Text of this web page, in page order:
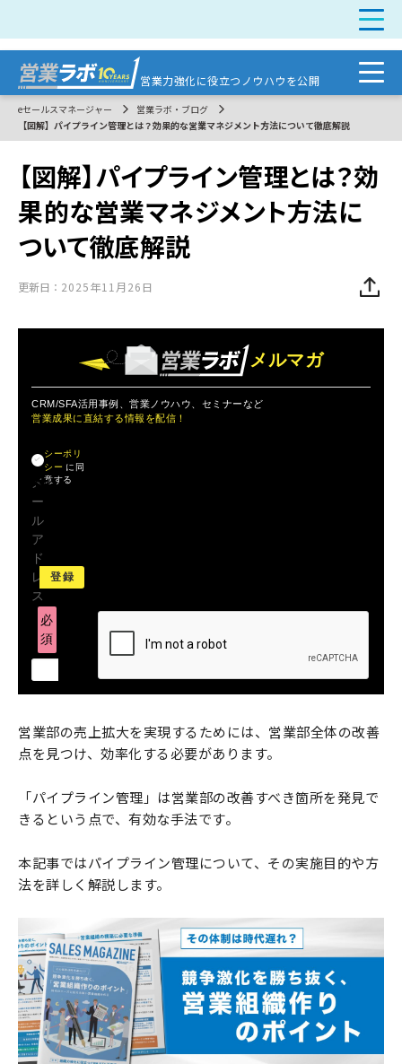
営業力強化に役立つノウハウを公開
eセールスマネージャー
営業ラボ・ブログ
【図解】パイプライン管理とは？効果的な営業マネジメント方法について徹底解説
【図解】パイプライン管理とは？効
果的な営業マネジメント方法に
ついて徹底解説
更新日： 2025年11月26日
メルマガ
CRM/SFA活用事例、営業ノウハウ、セミナーなど
営業成果に直結する情報を配信！
メ
ー
ル
ア
ド
レ
ス
必
須
シーポリ
シー に同
意する
営業部の売上拡大を実現するためには、営業部全体の改善
点を見つけ、効率化する必要があります。
「パイプライン管理」は営業部の改善すべき箇所を発見で
きるという点で、有効な手法です。
本記事ではパイプライン管理について、その実施目的や方
法を詳しく解説します。